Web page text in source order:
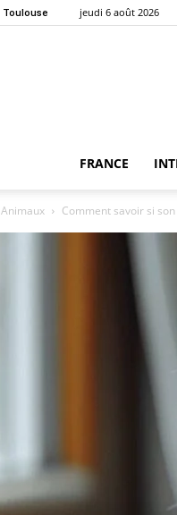
Toulouse jeudi 6 août 2026
FRANCE
Animaux Comment savoir si